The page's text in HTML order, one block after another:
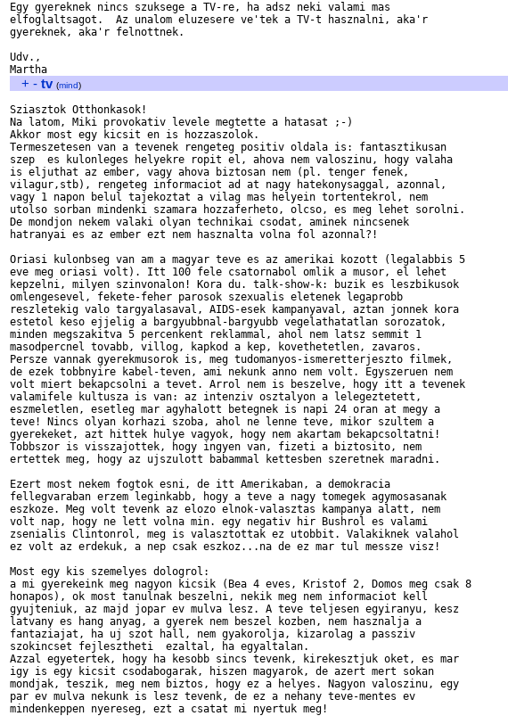
Egy gyereknek nincs szuksege a TV-re, ha adsz neki valami mas
elfoglaltsagot.  Az unalom eluzesere ve'tek a TV-t hasznalni, aka'r
gyereknek, aka'r felnottnek.
Udv.,
+ - tv (mind)
Sziasztok Otthonkasok!
Na latom, Miki provokativ levele megtette a hatasat ;-)
Akkor most egy kicsit en is hozzaszolok.
Termeszetesen van a tevenek rengeteg positiv oldala is: fantasztikusan
szep  es kulonleges helyekre ropit el, ahova nem valoszinu, hogy valaha
is eljuthat az ember, vagy ahova biztosan nem (pl. tenger fenek,
vilagur,stb), rengeteg informaciot ad at nagy hatekonysaggal, azonnal,
vagy 1 napon belul tajekoztat a vilag mas helyein tortentekrol, nem
utolso sorban mindenki szamara hozzaferheto, olcso, es meg lehet sorolni.
De mondjon nekem valaki olyan technikai csodat, aminek nincsenek
hatranyai es az ember ezt nem hasznalta volna fol azonnal?!
Oriasi kulonbseg van am a magyar teve es az amerikai kozott (legalabbis 5
eve meg oriasi volt). Itt 100 fele csatornabol omlik a musor, el lehet
kepzelni, milyen szinvonalon! Kora du. talk-show-k: buzik es leszbikusok
omlengesevel, fekete-feher parosok szexualis eletenek legaprobb
reszletekig valo targyalasaval, AIDS-esek kampanyaval, aztan jonnek kora
estetol keso ejjelig a bargyubbnal-bargyubb vegelathatatlan sorozatok,
minden megszakitva 5 percenkent reklammal, ahol nem latsz semmit 1
masodpercnel tovabb, villog, kapkod a kep, kovethetetlen, zavaros.
Persze vannak gyerekmusorok is, meg tudomanyos-ismeretterjeszto filmek,
de ezek tobbnyire kabel-teven, ami nekunk anno nem volt. Egyszeruen nem
volt miert bekapcsolni a tevet. Arrol nem is beszelve, hogy itt a tevenek
valamifele kultusza is van: az intenziv osztalyon a lelegeztetett,
eszmeletlen, esetleg mar agyhalott betegnek is napi 24 oran at megy a
teve! Nincs olyan korhazi szoba, ahol ne lenne teve, mikor szultem a
gyerekeket, azt hittek hulye vagyok, hogy nem akartam bekapcsoltatni!
Tobbszor is visszajottek, hogy ingyen van, fizeti a biztosito, nem
ertettek meg, hogy az ujszulott babammal kettesben szeretnek maradni.
Ezert most nekem fogtok esni, de itt Amerikaban, a demokracia
fellegvaraban erzem leginkabb, hogy a teve a nagy tomegek agymosasanak
eszkoze. Meg volt tevenk az elozo elnok-valasztas kampanya alatt, nem
volt nap, hogy ne lett volna min. egy negativ hir Bushrol es valami
zsenialis Clintonrol, meg is valasztottak ez utobbit. Valakiknek valahol
ez volt az erdekuk, a nep csak eszkoz...na de ez mar tul messze visz!
Most egy kis szemelyes dologrol:
a mi gyerekeink meg nagyon kicsik (Bea 4 eves, Kristof 2, Domos meg csak 8
honapos), ok most tanulnak beszelni, nekik meg nem informaciot kell
gyujteniuk, az majd jopar ev mulva lesz. A teve teljesen egyiranyu, kesz
latvany es hang anyag, a gyerek nem beszel kozben, nem hasznalja a
fantaziajat, ha uj szot hall, nem gyakorolja, kizarolag a passziv
szokincset fejlesztheti  ezaltal, ha egyaltalan.
Azzal egyetertek, hogy ha kesobb sincs tevenk, kirekesztjuk oket, es mar
igy is egy kicsit csodabogarak, hiszen magyarok, de azert mert sokan
mondjak, teszik, meg nem biztos, hogy ez a helyes. Nagyon valoszinu, egy
par ev mulva nekunk is lesz tevenk, de ez a nehany teve-mentes ev
mindenkeppen nyereseg, ezt a csatat mi nyertuk meg!